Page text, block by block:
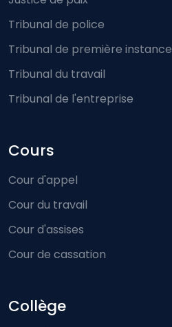
Tribunal de police
Tribunal de première instance
Tribunal du travail
Tribunal de l'entreprise
Cours
Cour d'appel
Cour du travail
Cour d'assises
Cour de cassation
Collège